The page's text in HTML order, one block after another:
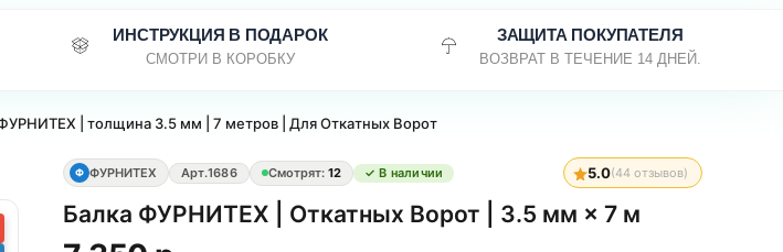
ИНСТРУКЦИЯ В ПОДАРОК
СМОТРИ В КОРОБКУ
ЗАЩИТА ПОКУПАТЕЛЯ
ВОЗВРАТ В ТЕЧЕНИЕ 14 ДНЕЙ.
| толщина 3.5 мм | 7 метров | Для Откатных Ворот
Ф ФУРНИТЕХ Арт.1686 Смотрят: 12 ✓ В наличии 5.0(44 отзывов)
Балка ФУРНИТЕХ | Откатных Ворот | 3.5 мм × 7 м